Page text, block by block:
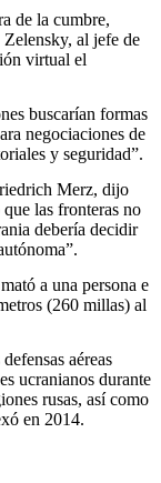
de la cumbre,
al jefe de
virtual el
buscarían formas
negociaciones de
y seguridad”.
Merz, dijo
las fronteras no
debería decidir
a una persona e
(260 millas) al
aéreas
ucranianos durante
rusas, así como
en 2014.